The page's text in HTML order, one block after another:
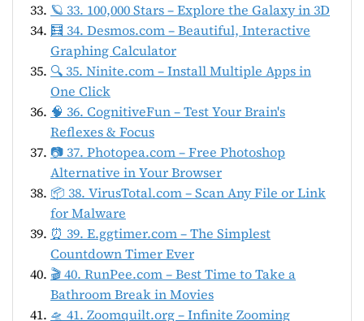
🪐 33. 100,000 Stars – Explore the Galaxy in 3D
🧮 34. Desmos.com – Beautiful, Interactive
Graphing Calculator
🔍 35. Ninite.com – Install Multiple Apps in
One Click
🧠 36. CognitiveFun – Test Your Brain's
Reflexes & Focus
📷 37. Photopea.com – Free Photoshop
Alternative in Your Browser
📦 38. VirusTotal.com – Scan Any File or Link
for Malware
⏰ 39. E.ggtimer.com – The Simplest
Countdown Timer Ever
🎬 40. RunPee.com – Best Time to Take a
Bathroom Break in Movies
🛸 41. Zoomquilt.org – Infinite Zooming